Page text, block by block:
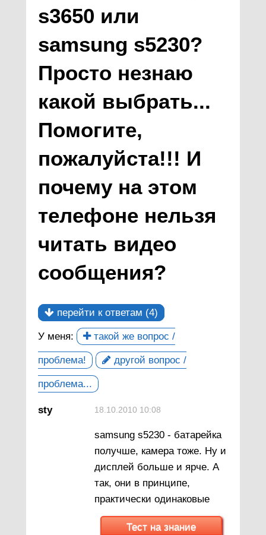
s3650 или
samsung s5230?
Просто незнаю
какой выбрать...
Помогите,
пожалуйста!!! И
почему на этом
телефоне нельзя
читать видео
сообщения?
перейти к ответам (4)
У меня: такой же вопрос /
проблема! другой вопрос /
проблема...
sty 18.10.2010 10:08
samsung s5230 - батарейка
получше, камера тоже. Ну и
дисплей больше и ярче. А
так, они в принципе,
практически одинаковые
Тест на знание